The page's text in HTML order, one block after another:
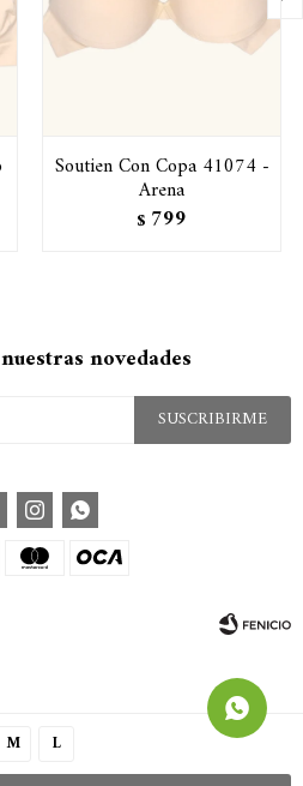
M
L
Soutien Con Copa 41074 -
Arena
$ 799
novedades
SUSCRIBIRME
 